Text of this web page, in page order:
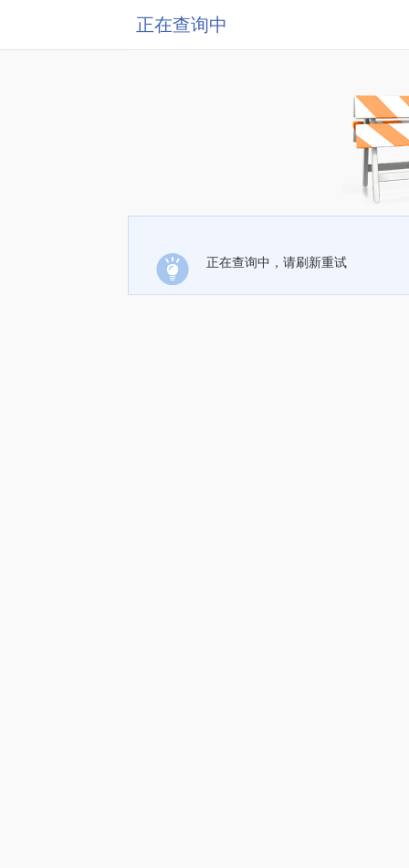
正在查询中
正在查询中，请刷新重试